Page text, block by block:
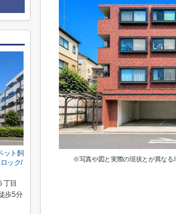
※写真や図と実際の現状とが異なる
ット飼
ック/
丁目
歩5分